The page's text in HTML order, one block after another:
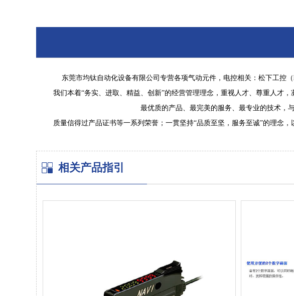
东莞市均钛自动化设备有限公司专营各项气动元件，电控相关：松下工控（
我们本着“务实、进取、精益、创新”的经营管理理念，重视人才、尊重人才，
最优质的产品、最完美的服务、最专业的技术，
质量信得过产品证书等一系列荣誉；一贯坚持“品质至坚，服务至诚”的理念，
相关产品指引